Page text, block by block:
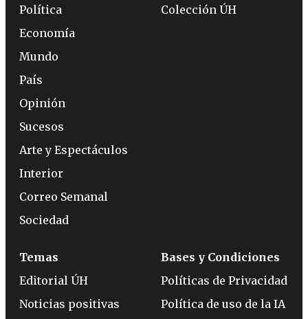
Política
Economía
Mundo
País
Opinión
Sucesos
Arte y Espectáculos
Interior
Correo Semanal
Sociedad
Colección ÚH
Temas
Editorial ÚH
Noticias positivas
Bases y Condiciones
Políticas de Privacidad
Política de uso de la IA